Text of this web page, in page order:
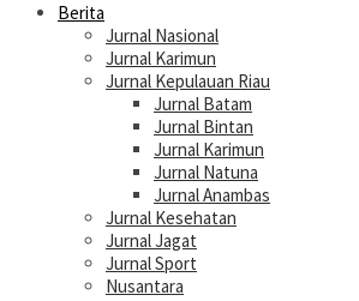
Berita
Jurnal Nasional
Jurnal Karimun
Jurnal Kepulauan Riau
Jurnal Batam
Jurnal Bintan
Jurnal Karimun
Jurnal Natuna
Jurnal Anambas
Jurnal Kesehatan
Jurnal Jagat
Jurnal Sport
Nusantara